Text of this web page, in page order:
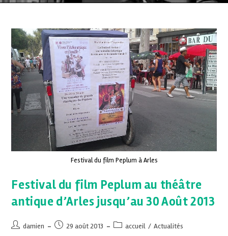
Festival du film Peplum à Arles
Festival du film Peplum au théâtre
antique d’Arles jusqu’au 30 Août 2013
damien 29 août 2013 accueil / Actualités